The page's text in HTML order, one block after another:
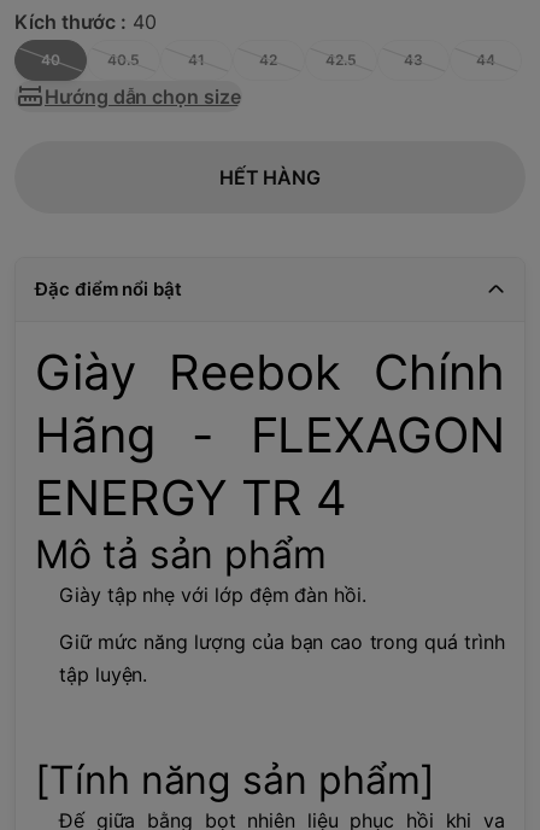
Kích thước : 40
40 40.5 41 42 42.5 43 44
Hướng dẫn chọn size
HẾT HÀNG
Đặc điểm nổi bật
Giày Reebok Chính
Hãng - FLEXAGON
ENERGY TR 4
Mô tả sản phẩm
Giày tập nhẹ với lớp đệm đàn hồi.
Giữ mức năng lượng của bạn cao trong quá trình
tập luyện.
[Tính năng sản phẩm]
Đế giữa bằng bọt nhiên liệu phục hồi khi va